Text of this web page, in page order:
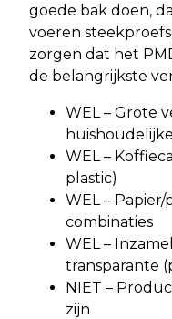
goede bak doen,
voeren
zorgen dat het
de belangrijkste
WEL – Grote
WEL –
plastic)
WEL –
combinaties
WEL –
transparante
NIET –
zijn